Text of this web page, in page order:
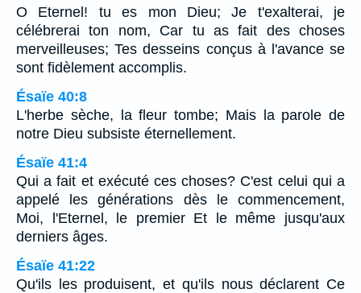
O Eternel! tu es mon Dieu; Je t'exalterai, je
célébrerai ton nom, Car tu as fait des choses
merveilleuses; Tes desseins conçus à l'avance se
sont fidèlement accomplis.
Ésaïe 40:8
L'herbe sèche, la fleur tombe; Mais la parole de
notre Dieu subsiste éternellement.
Ésaïe 41:4
Qui a fait et exécuté ces choses? C'est celui qui a
appelé les générations dès le commencement,
Moi, l'Eternel, le premier Et le même jusqu'aux
derniers âges.
Ésaïe 41:22
Qu'ils les produisent, et qu'ils nous déclarent Ce